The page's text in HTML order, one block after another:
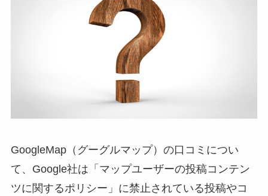
GoogleMap（グーグルマップ）の口コミについ
て、Google社は「マップユーザーの投稿コンテン
ツに関するポリシー」に禁止されている投稿やコ